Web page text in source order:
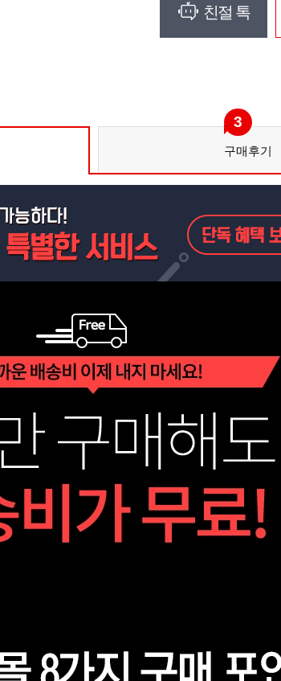
친절 톡
구매후기
3